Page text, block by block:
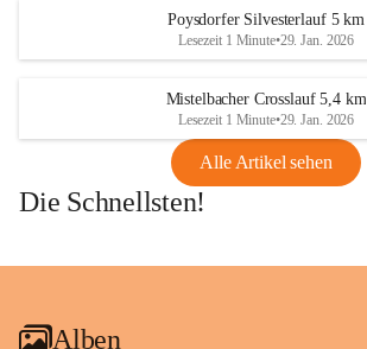
Poysdorfer Silvesterlauf 5 km
Lesezeit 1 Minute•29. Jan. 2026
Mistelbacher Crosslauf 5,4 km
Lesezeit 1 Minute•29. Jan. 2026
Alle Artikel sehen
Die Schnellsten!
Alben